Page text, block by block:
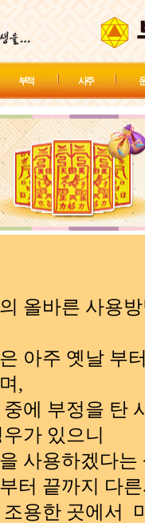
부 적 사 주
올바른 사용
아주 옛날 부
,
중에 부정을 탄
가 있으니
사용하겠다는
터 끝까지 다
조용한 곳에서